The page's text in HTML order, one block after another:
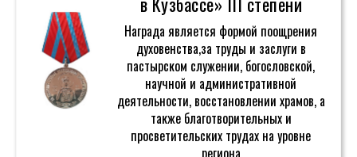
Награда является формой поощрения
духовенства,за труды и заслуги в
пастырском служении, богословской,
научной и административной
деятельности, восстановлении храмов, а
также благотворительных и
просветительских трудах на уровне
региона